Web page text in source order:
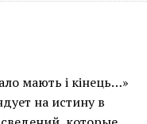
мають і кінець…»
на истину в